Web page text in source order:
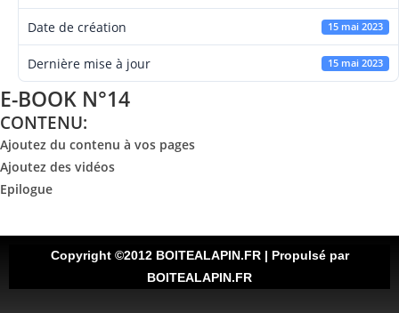
Date de création 15 mai 2023
Dernière mise à jour 15 mai 2023
E-BOOK N°14
CONTENU:
Ajoutez du contenu à vos pages
Ajoutez des vidéos
Epilogue
Copyright ©2012 BOITEALAPIN.FR | Propulsé par
BOITEALAPIN.FR